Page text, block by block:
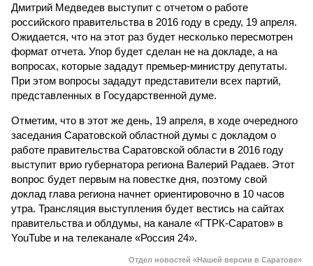
Дмитрий Медведев выступит с отчетом о работе
российского правительства в 2016 году в среду, 19 апреля.
Ожидается, что на этот раз будет несколько пересмотрен
формат отчета. Упор будет сделан не на докладе, а на
вопросах, которые зададут премьер-министру депутаты.
При этом вопросы зададут представители всех партий,
представленных в Государственной думе.
Отметим, что в этот же день, 19 апреля, в ходе очередного
заседания Саратовской областной думы с докладом о
работе правительства Саратовской области в 2016 году
выступит врио губернатора региона Валерий Радаев. Этот
вопрос будет первым на повестке дня, поэтому свой
доклад глава региона начнет ориентировочно в 10 часов
утра. Трансляция выступления будет вестись на сайтах
правительства и облдумы, на канале «ГТРК-Саратов» в
YouTube и на телеканале «Россия 24».
Отдел новостей «Нашей версии в Саратове»